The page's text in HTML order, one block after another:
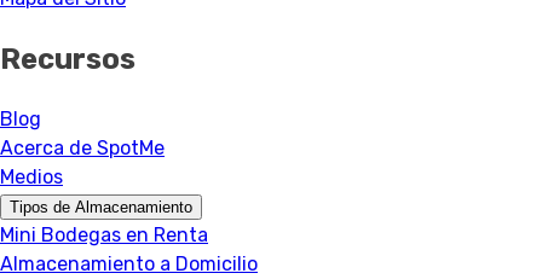
Recursos
Blog
Acerca de SpotMe
Medios
Tipos de Almacenamiento
Mini Bodegas en Renta
Almacenamiento a Domicilio